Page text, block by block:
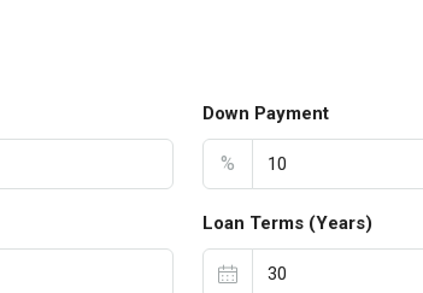
Down Payment
%
Loan Terms (Years)